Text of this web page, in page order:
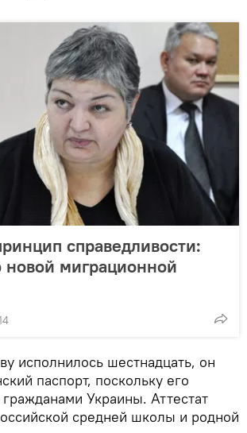
справедливости:
миграционной
исполнилось шестнадцать, он
паспорт, поскольку его
Украины. Аттестат
средней школы и родной